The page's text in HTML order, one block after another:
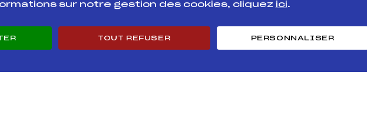
Projet sportif fédéral
Enseignement professionnel
sur notre gestion des cookies, cliquez ici.
TOUT REFUSER PERSONNALISER